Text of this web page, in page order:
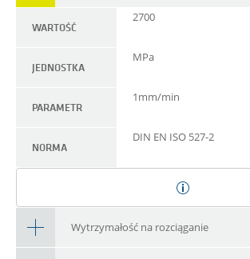
WARTOŚĆ
2700
JEDNOSTKA
MPa
PARAMETR
1mm/min
NORMA
DIN EN ISO 527-2
Wytrzymałość na rozciąganie